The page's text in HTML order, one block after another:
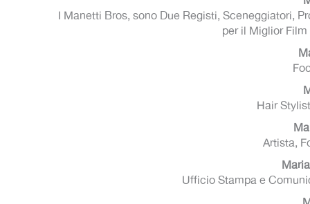
I Manetti Bros, sono Due Registi, Sceneggiatori,
per il Miglior
Hair
Artista,
Ufficio Stampa e